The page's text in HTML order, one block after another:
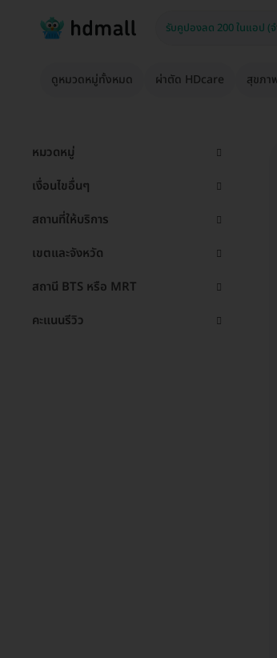
ดูหมวดหมู่ทั้งหมด ผ่าตัด HDcare สุขภา
หมวดหมู่
เงื่อนไขอื่นๆ
สถานที่ให้บริการ
เขตและจังหวัด
สถานี BTS หรือ MRT
คะแนนรีวิว